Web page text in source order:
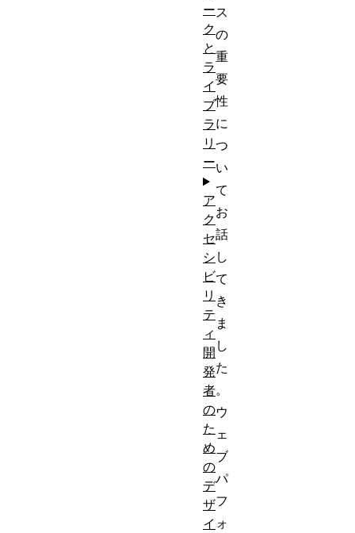
ス
の
重
要
性
に
つ
い
て
お
話
し
て
き
ま
し
た
。
ウ
ェ
ブ
パ
フ
ォ
ー
ク
と
ラ
イ
ブ
ラ
リ
ー
ア
ク
セ
シ
ビ
リ
テ
ィ
開
発
者
の
た
め
の
デ
ザ
イ